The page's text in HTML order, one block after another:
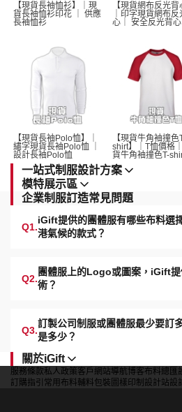
【現貨長袖恤衫】｜現
貨長袖恤衫印花 ｜ 供應
長袖恤衫
【現貨網布反光背
｜印字現貨網布反
心｜ 安全反光背心
【現貨長袖Polo恤】｜
繡字現貨長袖Polo恤 ｜
設計長袖Polo恤
【現貨牛角袖撞色
shirt】｜T恤價格
貨牛角袖撞色T-
一站式制服設計方案
模特展示區
企業制服訂造常見問題
Q1.
iGift提供的團體服有哪些布料選
港氣候的款式？
Q2.
團體服上的Logo或圖案，iGift
術？
Q3.
訂製公司制服或團體服最少要訂
是多少？
關於iGift
服務條款私人政策客戶 網站導航博客布料總匯
訂購指引 常用布料輔料包裝 圖樣印制 設計站設